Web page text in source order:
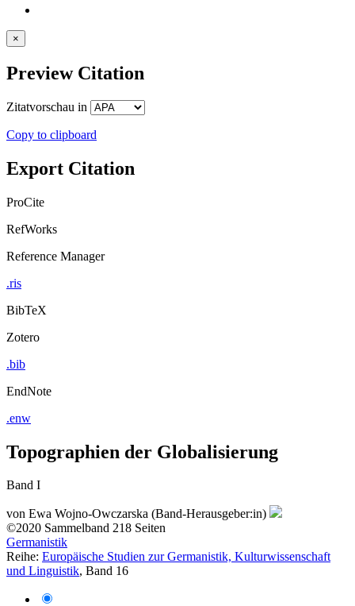
×
Preview Citation
Zitatvorschau in
Copy to clipboard
Export Citation
ProCite
RefWorks
Reference Manager
.ris
BibTeX
Zotero
.bib
EndNote
.enw
Topographien der Globalisierung
Band I
von Ewa Wojno-Owczarska (Band-Herausgeber:in)
©2020 Sammelband 218 Seiten
Germanistik
Reihe: Europäische Studien zur Germanistik, Kulturwissenschaft
und Linguistik, Band 16